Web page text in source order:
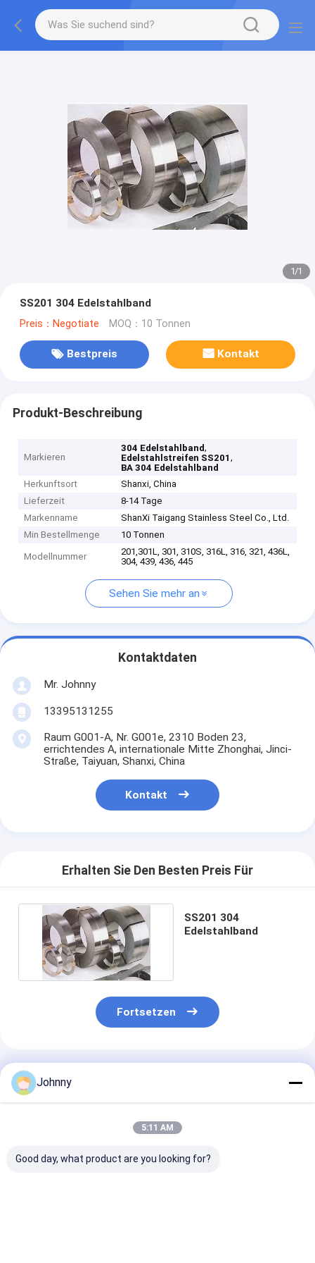
1/1
SS201 304 Edelstahlband
Preis：Negotiate MOQ：10 Tonnen
Bestpreis Kontakt
Produkt-Beschreibung
Markieren
304 Edelstahlband,
Edelstahlstreifen SS201,
BA 304 Edelstahlband
Herkunftsort
Shanxi, China
Lieferzeit
8-14 Tage
Markenname
ShanXi Taigang Stainless Steel Co., Ltd.
Min Bestellmenge
10 Tonnen
Modellnummer
201,301L, 301, 310S, 316L, 316, 321, 436L,
304, 439, 436, 445
Sehen Sie mehr an
Kontaktdaten
Mr. Johnny
13395131255
Raum G001-A, Nr. G001e, 2310 Boden 23,
errichtendes A, internationale Mitte Zhonghai, Jinci-
Straße, Taiyuan, Shanxi, China
Kontakt
Erhalten Sie Den Besten Preis Für
SS201 304
Edelstahlband
Fortsetzen
Empfohlene Produkte
Johnny
5:11 AM
Good day, what product are you looking for?